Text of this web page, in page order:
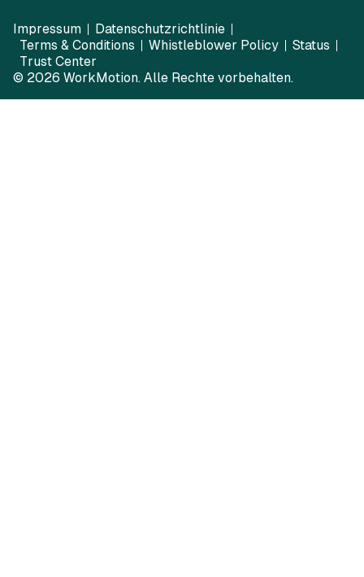
Impressum
Datenschutzrichtlinie
Terms & Conditions
Whistleblower Policy
Status
Trust Center
© 2026 WorkMotion. Alle Rechte vorbehalten.